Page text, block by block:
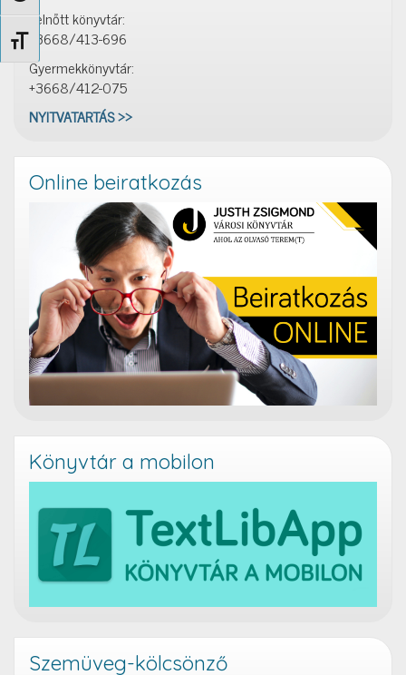
Betűméret váltása
Felnőtt könyvtár:
+3668/413-696
Gyermekkönyvtár:
+3668/412-075
NYITVATARTÁS >>
Online beiratkozás
Könyvtár a mobilon
Szemüveg-kölcsönző